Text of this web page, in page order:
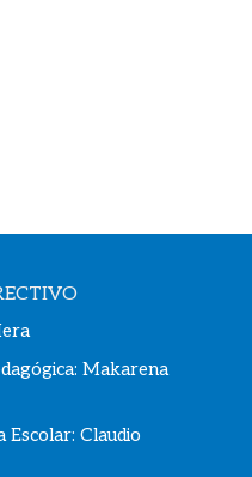
Makarena
Escolar: Claudio